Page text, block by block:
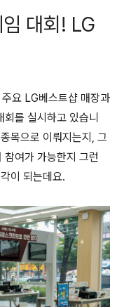
대회! LG
요 LG베스트샵 매장과
를 실시하고 있습니
목으로 이뤄지는지, 그
여가 가능한지 그런
이 되는데요.